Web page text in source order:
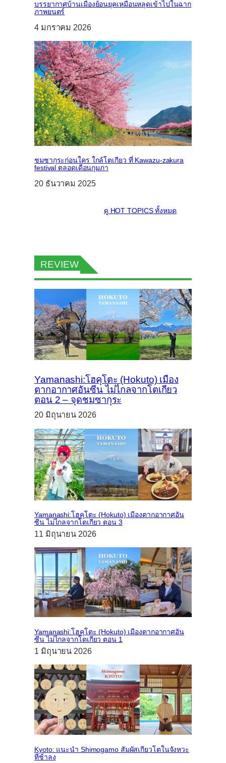
บรรยากาศบ้านเมืองย้อนยุคเหมือนหลุดเข้าไปในฉาก
ภาพยนตร์
4 มกราคม 2026
ชมซากุระก่อนใคร ใกล้โตเกียว ที่ Kawazu-zakura
festival ตลอดเดือนกุมภา
20 ธันวาคม 2025
ดู HOT TOPICSทั้งหมด
REVIEW
Yamanashi:โฮคุโตะ (Hokuto) เมือง
ตากอากาศอันซีน ไม่ไกลจากโตเกียว
ตอน 2 – จุดชมซากุระ
20 มิถุนายน 2026
Yamanashi:โฮคุโตะ (Hokuto) เมืองตากอากาศอัน
ซีน ไม่ไกลจากโตเกียว ตอน 3
11 มิถุนายน 2026
Yamanashi:โฮคุโตะ (Hokuto) เมืองตากอากาศอัน
ซีน ไม่ไกลจากโตเกียว ตอน 1
1 มิถุนายน 2026
Kyoto: แนะนำ Shimogamo สัมผัสเกียวโตในจังหวะ
ที่ช้าลง